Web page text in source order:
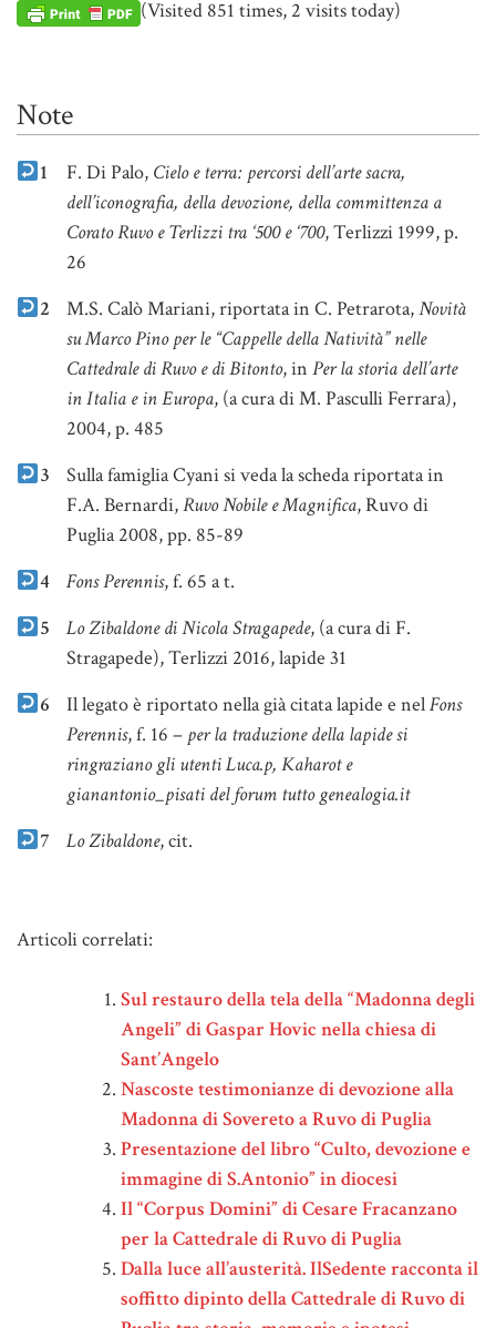
(Visited 851 times, 2 visits today)
Note
1 F. Di Palo, Cielo e terra: percorsi dell’arte sacra,
dell’iconografia, della devozione, della committenza a
Corato Ruvo e Terlizzi tra ‘500 e ‘700, Terlizzi 1999, p.
26
2
M.S. Calò Mariani, riportata in C. Petrarota,Novità
su Marco Pino per le “Cappelle della Natività” nelle
Cattedrale di Ruvo e di Bitonto, in Per la storia dell’arte
in Italia e in Europa, (a cura di M. Pasculli Ferrara),
2004, p. 485
3
Sulla famiglia Cyani si veda la scheda riportata in
F.A. Bernardi,Ruvo Nobile e Magnifica, Ruvo di
Puglia 2008, pp. 85-89
4
Fons Perennis, f. 65 a t.
5
Lo Zibaldone di Nicola Stragapede, (a cura di F.
Stragapede), Terlizzi 2016, lapide 31
6
Il legato è riportato nella già citata lapide e nelFons
Perennis, f. 16 – per la traduzione della lapide si
ringraziano gli utenti Luca.p, Kaharot e
gianantonio_pisati del forum tutto genealogia.it
7
Lo Zibaldone, cit.
Articoli correlati:
Sul restauro della tela della “Madonna degli
Angeli” di Gaspar Hovic nella chiesa di
Sant’Angelo
Nascoste testimonianze di devozione alla
Madonna di Sovereto a Ruvo di Puglia
Presentazione del libro “Culto, devozione e
immagine di S.Antonio” in diocesi
Il “Corpus Domini” di Cesare Fracanzano
per la Cattedrale di Ruvo di Puglia
Dalla luce all’austerità. IlSedente racconta il
soffitto dipinto della Cattedrale di Ruvo di